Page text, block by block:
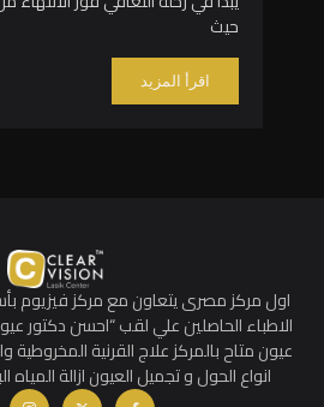
حيث
اقرأ المزيد
اول مركز مصرى يتعاون مع مركز فيزيوم
الاطباء الحاصلين علي لقب “احسن دكتور
عيون متاح بالمركز علاج القرنية
انواع الحول و تجميل العيون ازالة المياه